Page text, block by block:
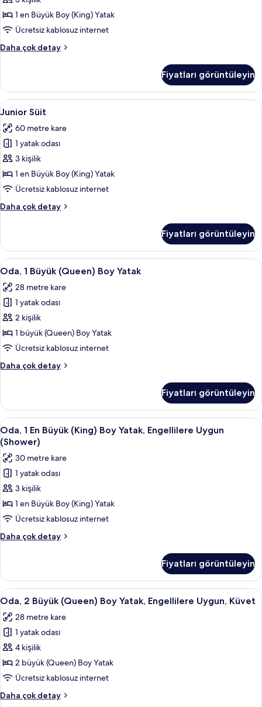
Yatak,
Şehir
için
görün
1 en Büyük Boy (King) Yatak
Ücretsiz kablosuz internet
Daha çok detay
Oda,
(King)
Boy
Yatak,
Manzaralı
hakkında
fazla
detay
Fiyatları görüntüleyin
Junior
Süit
için
tüm
fotoğrafları
görün
Junior Süit | Kaliteli yatak takımı,
5
Junior Süit
60 metre kare
1 yatak odası
3 kişilik
1 en Büyük Boy (King) Yatak
Ücretsiz kablosuz internet
Daha çok detay
Junior
fazla
detay
Fiyatları görüntüleyin
Oda,
1
Büyük
(Queen)
Boy
Yatak
için
fotoğrafları
Oda, 1 Büyük (Queen) Boy Yatak |
6
Oda, 1 Büyük (Queen) Boy Yatak
28 metre kare
1 yatak odası
2 kişilik
1 büyük (Queen) Boy Yatak
Ücretsiz kablosuz internet
Daha çok detay
Oda,
Boy
Yatak
hakkında
daha
fazla
detay
Fiyatları görüntüleyin
Oda,
1
En
Büyük
(King)
Boy
Yatak,
Engellilere
Uygun
(Shower)
tüm
fotoğrafları
görün
Kaliteli yatak takımı, yastık yüzeyli
6
Oda, 1 En Büyük (King) Boy Yatak, Engellilere Uygun
(Shower)
30 metre kare
1 yatak odası
3 kişilik
1 en Büyük Boy (King) Yatak
Ücretsiz kablosuz internet
Daha çok detay
Oda,
(King)
Boy
Yatak,
Uygun
(Shower)
daha
fazla
detay
Fiyatları görüntüleyin
Oda,
2
Büyük
(Queen)
Boy
Yatak,
Engellilere
Küvet
Kaliteli yatak takımı, yastık yüzeyli
5
Oda, 2 Büyük (Queen) Boy Yatak, Engellilere Uygun, Küvet
28 metre kare
1 yatak odası
4 kişilik
2 büyük (Queen) Boy Yatak
Ücretsiz kablosuz internet
Daha çok detay
Oda,